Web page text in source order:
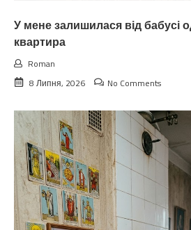
У мене залишилася від бабусі
квартира
Roman
8 Липня, 2026
No Comments